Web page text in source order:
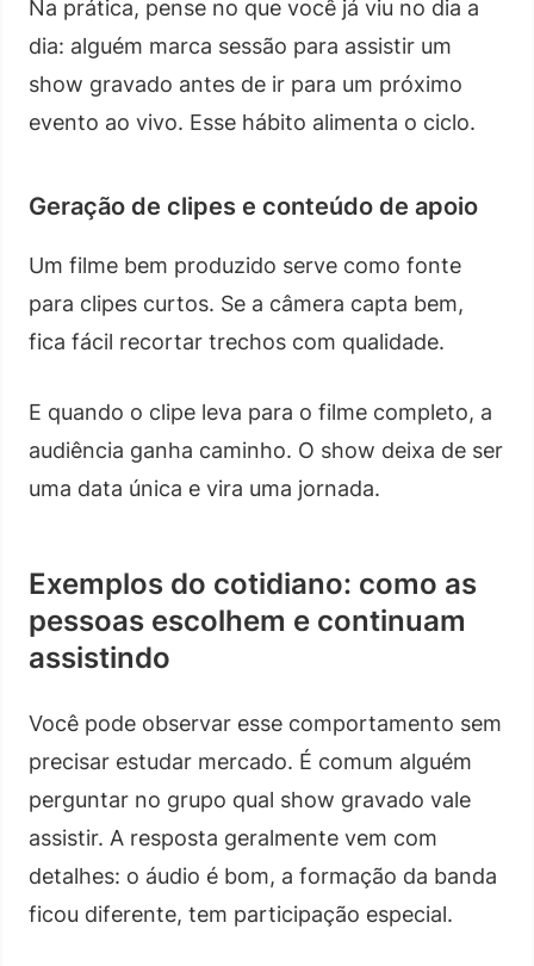
Na prática, pense no que você já viu no dia a
dia: alguém marca sessão para assistir um
show gravado antes de ir para um próximo
evento ao vivo. Esse hábito alimenta o ciclo.
Geração de clipes e conteúdo de apoio
Um filme bem produzido serve como fonte
para clipes curtos. Se a câmera capta bem,
fica fácil recortar trechos com qualidade.
E quando o clipe leva para o filme completo, a
audiência ganha caminho. O show deixa de ser
uma data única e vira uma jornada.
Exemplos do cotidiano: como as
pessoas escolhem e continuam
assistindo
Você pode observar esse comportamento sem
precisar estudar mercado. É comum alguém
perguntar no grupo qual show gravado vale
assistir. A resposta geralmente vem com
detalhes: o áudio é bom, a formação da banda
ficou diferente, tem participação especial.